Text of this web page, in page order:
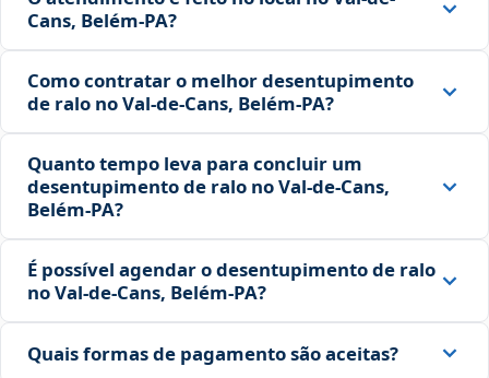
Cans, Belém‑PA?
Como contratar o melhor desentupimento
de ralo no Val-de-Cans, Belém‑PA?
Quanto tempo leva para concluir um
desentupimento de ralo no Val-de-Cans,
Belém‑PA?
É possível agendar o desentupimento de ralo
no Val-de-Cans, Belém‑PA?
Quais formas de pagamento são aceitas?